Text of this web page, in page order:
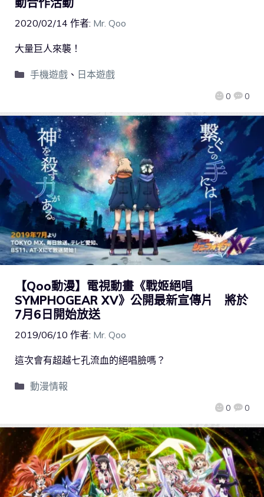
2020/02/14 作者: Mr. Qoo
0 0
大量巨人來襲！
手機遊戲、 日本遊戲
【Qoo動漫】電視動畫《戰姬絕唱
SYMPHOGEAR XV》公開最新宣傳片 將於
7月6日開始放送
2019/06/10 作者: Mr. Qoo
0 0
這次會有超越七孔流血的絕唱臉嗎？
動漫情報